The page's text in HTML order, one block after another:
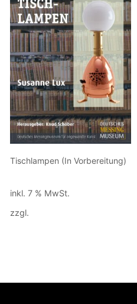
Tischlampen (In Vorbereitung)
inkl. 7 % MwSt.
zzgl.